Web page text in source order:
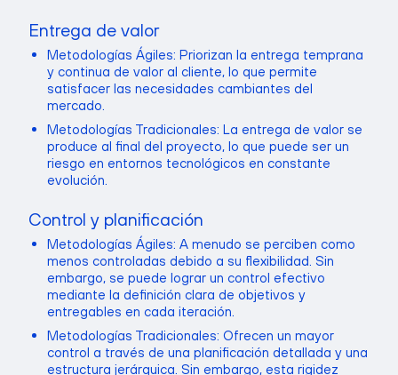
Entrega de valor
Metodologías Ágiles: Priorizan la entrega temprana
y continua de valor al cliente, lo que permite
satisfacer las necesidades cambiantes del
mercado.
Metodologías Tradicionales: La entrega de valor se
produce al final del proyecto, lo que puede ser un
riesgo en entornos tecnológicos en constante
evolución.
Control y planificación
Metodologías Ágiles: A menudo se perciben como
menos controladas debido a su flexibilidad. Sin
embargo, se puede lograr un control efectivo
mediante la definición clara de objetivos y
entregables en cada iteración.
Metodologías Tradicionales: Ofrecen un mayor
control a través de una planificación detallada y una
estructura jerárquica. Sin embargo, esta rigidez